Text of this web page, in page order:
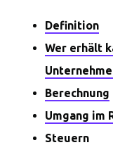
Definition
Wer erhält
Berechnung
Umgang im
Steuern